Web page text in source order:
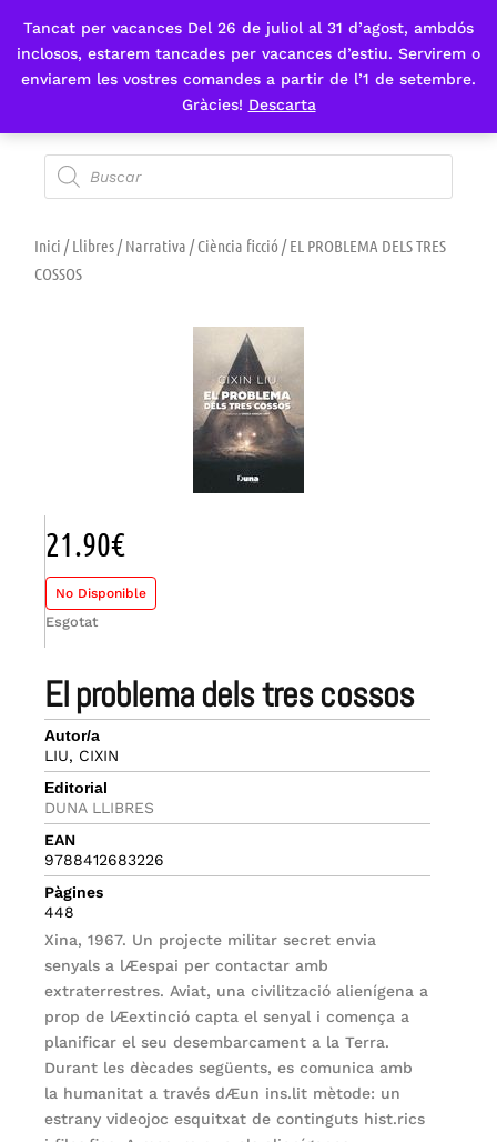
Tancat per vacances Del 26 de juliol al 31 d’agost, ambdós
inclosos, estarem tancades per vacances d’estiu. Servirem o
enviarem les vostres comandes a partir de l’1 de setembre.
Gràcies! Descarta
Fes-te'n sòcia
Inici /Llibres/Narrativa /Ciència ficció / EL PROBLEMA DELS TRES
COSSOS
el problema dels tres cossos
Autor/a
LIU, CIXIN
Editorial
DUNA LLIBRES
EAN
9788412683226
Pàgines
448
Xina, 1967. Un projecte militar secret envia
senyals a lÆespai per contactar amb
extraterrestres. Aviat, una civilització alienígena a
prop de lÆextinció capta el senyal i comença a
planificar el seu desembarcament a la Terra.
Durant les dècades següents, es comunica amb
la humanitat a través dÆun ins.lit mètode: un
estrany videojoc esquitxat de continguts hist.rics
21.90€
No Disponible
Esgotat